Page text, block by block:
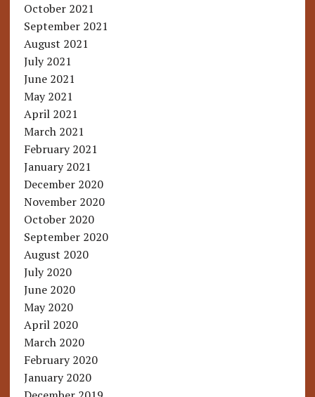
October 2021
September 2021
August 2021
July 2021
June 2021
May 2021
April 2021
March 2021
February 2021
January 2021
December 2020
November 2020
October 2020
September 2020
August 2020
July 2020
June 2020
May 2020
April 2020
March 2020
February 2020
January 2020